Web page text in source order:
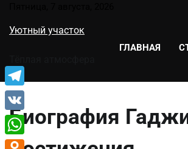
содержимому
Уютный участок
ГЛАВНАЯ
Биография
Telegram
VK
WhatsApp